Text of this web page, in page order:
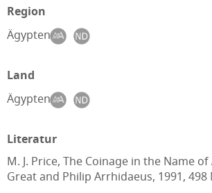
Region
Ägypten
Land
Ägypten
Literatur
M. J. Price, The Coinage in the Name
Great and Philip Arrhidaeus, 1991, 498